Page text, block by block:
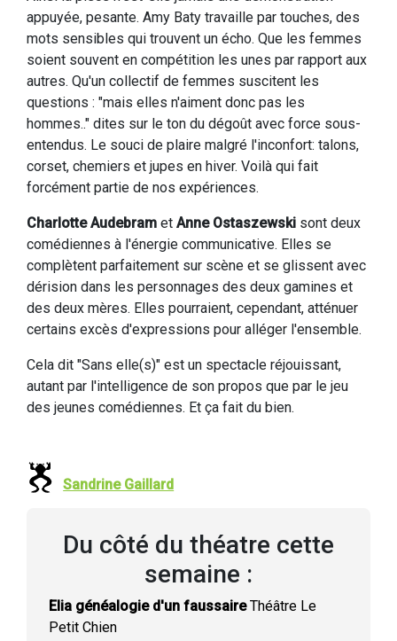
appuyée, pesante. Amy Baty travaille par touches, des
mots sensibles qui trouvent un écho. Que les femmes
soient souvent en compétition les unes par rapport aux
autres. Qu'un collectif de femmes suscitent les
questions : "mais elles n'aiment donc pas les
hommes.." dites sur le ton du dégoût avec force sous-
entendus. Le souci de plaire malgré l'inconfort: talons,
corset, chemiers et jupes en hiver. Voilà qui fait
forcément partie de nos expériences.
Charlotte Audebram et Anne Ostaszewski sont deux
comédiennes à l'énergie communicative. Elles se
complètent parfaitement sur scène et se glissent avec
dérision dans les personnages des deux gamines et
des deux mères. Elles pourraient, cependant, atténuer
certains excès d'expressions pour alléger l'ensemble.
Cela dit "Sans elle(s)" est un spectacle réjouissant,
autant par l'intelligence de son propos que par le jeu
des jeunes comédiennes. Et ça fait du bien.
Sandrine Gaillard
Du côté du théatre cette
semaine :
Elia généalogie d'un faussaireThéâtre Le
Petit Chien